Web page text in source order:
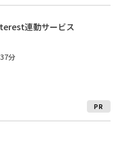
連動サービス
分
PR